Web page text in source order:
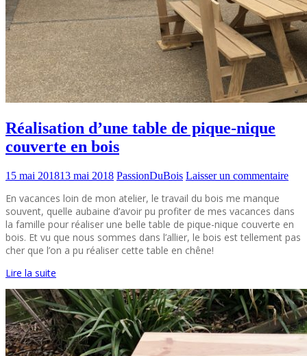
Réalisation d’une table de pique-nique
couverte en bois
15 mai 201813 mai 2018 PassionDuBois Laisser un commentaire
En vacances loin de mon atelier, le travail du bois me manque
souvent, quelle aubaine d’avoir pu profiter de mes vacances dans
la famille pour réaliser une belle table de pique-nique couverte en
bois. Et vu que nous sommes dans l’allier, le bois est tellement pas
cher que l’on a pu réaliser cette table en chêne!
Lire la suite